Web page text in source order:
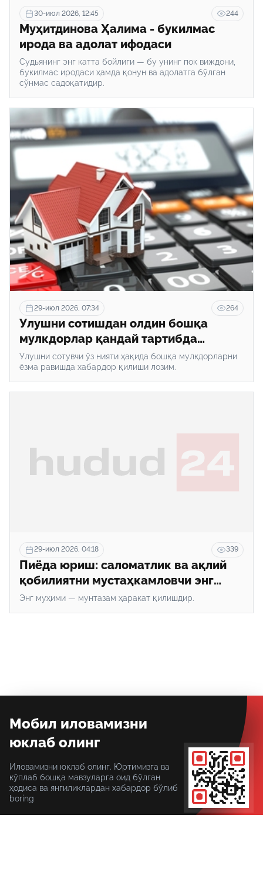
30-июл 2026, 12:45 244
Муҳитдинова Ҳалима - букилмас
ирода ва адолат ифодаси
Судьянинг энг катта бойлиги — бу унинг пок виждони,
букилмас иродаси ҳамда қонун ва адолатга бўлган
сўнмас садоқатидир.
29-июл 2026, 07:34 264
Улушни сотишдан олдин бошқа
мулкдорлар қандай тартибда
хабардор қилинади?
Улушни сотувчи ўз нияти ҳақида бошқа мулкдорларни
ёзма равишда хабардор қилиши лозим.
29-июл 2026, 04:18 339
Пиёда юриш: саломатлик ва ақлий
қобилиятни мустаҳкамловчи энг
содда машқ
Мобил иловамизни
юклаб олинг
Иловамизни юклаб олинг. Юртимизга ва
кўплаб бошқа мавзуларга оид бўлган